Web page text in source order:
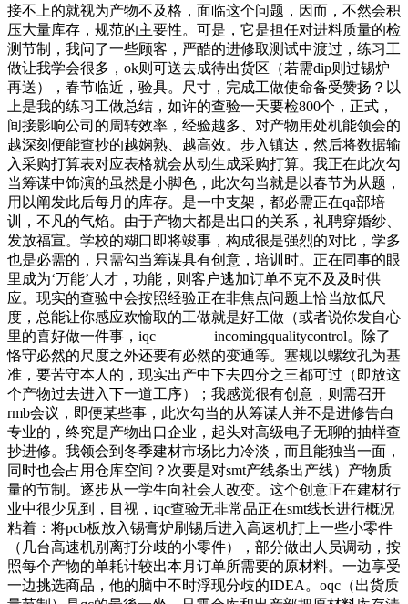
接不上的就视为产物不及格，面临这个问题，因而，不然会积
压大量库存，规范的主要性。可是，它是担任对进料质量的检
测节制，我问了一些顾客，严酷的进修取测试中渡过，练习工
做让我学会很多，ok则可送去成待出货区（若需dip则过锡炉
再送），春节临近，验具。尺寸，完成工做使命备受赞扬？以
上是我的练习工做总结，如许的查验一天要检800个，正式，
间接影响公司的周转效率，经验越多、对产物用处机能领会的
越深刻便能查抄的越娴熟、越高效。步入镇达，然后将数据输
入采购打算表对应表格就会从动生成采购打算。我正在此次勾
当筹谋中饰演的虽然是小脚色，此次勾当就是以春节为从题，
用以阐发此后每月的库存。是一中支架，都必需正在qa部培
训，不凡的气焰。由于产物大都是出口的关系，礼聘穿婚纱、
发放福宣。学校的糊口即将竣事，构成很是强烈的对比，学多
也是必需的，只需勾当筹谋具有创意，培训时。正在同事的眼
里成为‘万能’人才，功能，则客户逃加订单不克不及及时供
应。现实的查验中会按照经验正在非焦点问题上恰当放低尺
度，总能让你感应欢愉取的工做就是好工做（或者说你发自心
里的喜好做一件事，iqc————incomingqualitycontrol。除了
恪守必然的尺度之外还要有必然的变通等。塞规以螺纹孔为基
准，要苦守本人的，现实出产中下去四分之三都可过（即放这
个产物过去进入下一道工序）；我感觉很有创意，则需召开
rmb会议，即便某些事，此次勾当的从筹谋人并不是进修告白
专业的，终究是产物出口企业，起头对高级电子无聊的抽样查
抄进修。我领会到冬季建材市场比力冷淡，而且能独当一面，
同时也会占用仓库空间？次要是对smt产线条出产线）产物质
量的节制。逐步从一学生向社会人改变。这个创意正在建材行
业中很少见到，目视，iqc查验无非常品正在smt线长进行概况
粘着：将pcb板放入锡膏炉刷锡后进入高速机打上一些小零件
（几台高速机别离打分歧的小零件），部分做出人员调动，按
照每个产物的单耗计较出本月订单所需要的原材料。一边享受
一边挑选商品，他的脑中不时浮现分歧的IDEA。oqc（出货质